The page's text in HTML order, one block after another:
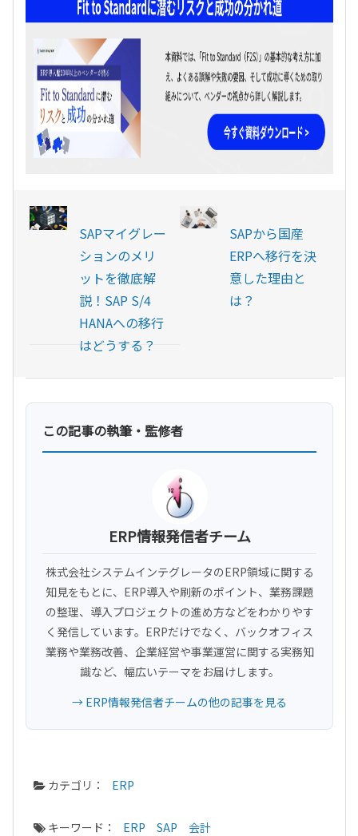
SAPマイグレー
ションのメリ
ットを徹底解
説！SAP S/4
HANAへの移行
はどうする？
SAPから国産
ERPへ移行を決
意した理由と
は？
この記事の執筆・監修者
ERP情報発信者チーム
株式会社システムインテグレータのERP領域に関する
知見をもとに、ERP導入や刷新のポイント、業務課題
の整理、導入プロジェクトの進め方などをわかりやす
く発信しています。ERPだけでなく、バックオフィス
業務や業務改善、企業経営や事業運営に関する実務知
識など、幅広いテーマをお届けします。
→ ERP情報発信者チームの他の記事を見る
カテゴリ： ERP
キーワード： ERP SAP 会計